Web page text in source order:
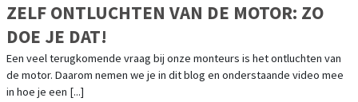
ZELF ONTLUCHTEN VAN DE MOTOR: ZO
DOE JE DAT!
Een veel terugkomende vraag bij onze monteurs is het ontluchten van
de motor. Daarom nemen we je in dit blog en onderstaande video mee
in hoe je een [...]